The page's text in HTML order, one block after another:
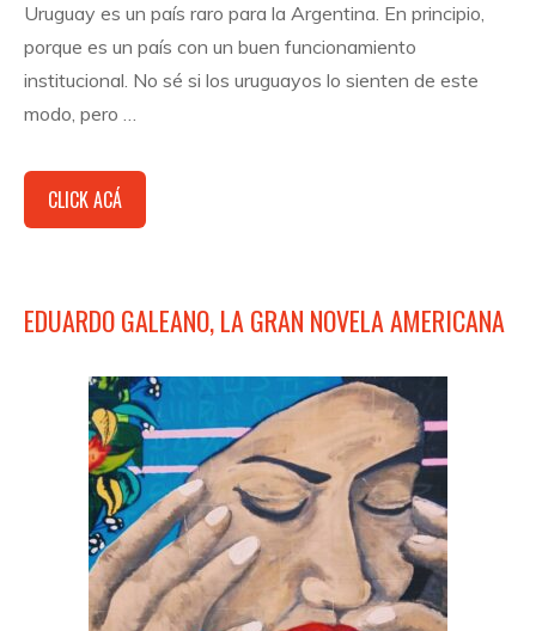
Uruguay es un país raro para la Argentina. En principio,
porque es un país con un buen funcionamiento
institucional. No sé si los uruguayos lo sienten de este
modo, pero …
CLICK ACÁ
EDUARDO GALEANO, LA GRAN NOVELA AMERICANA